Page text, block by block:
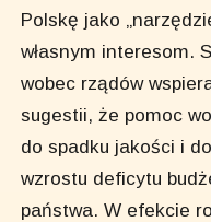
Polskę jako
własnym interesom.
wobec rządów
sugestii, że pomoc
do spadku jakości i
wzrostu deficytu
państwa. W efekcie